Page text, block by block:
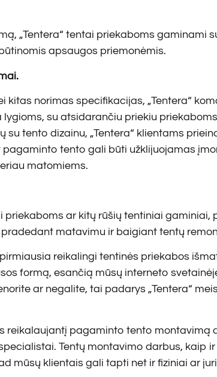
„Tentera“ tentai priekaboms gaminami
apsaugos priemonėmis.
norimas specifikacijas, „Tentera“
su atsidarančiu priekiu
tento dizainu, „Tentera“ klientams
tento gali būti užklijuojamas
matomiems.
ar kitų rūšių tentiniai gaminiai,
matavimu ir baigiant tentų
reikalingi tentinės priekabos
formą, esančią mūsų interneto
ar negalite, tai padarys „Tentera“
reikalaujantį pagaminto tento montavimą
Tentų montavimo darbus, kaip ir
mūsų klientais gali tapti net ir fiziniai ar